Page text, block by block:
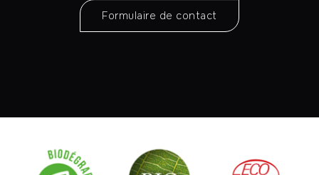
Formulaire de contact